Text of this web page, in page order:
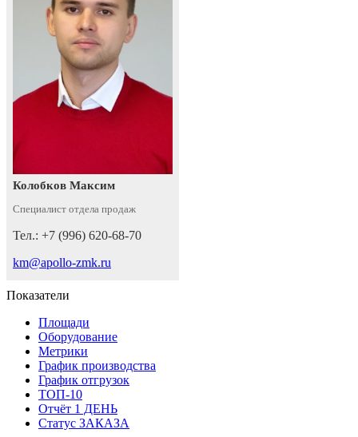
Колобков Максим
Специалист отдела продаж
Тел.: +7 (996) 620-68-70
km@apollo-zmk.ru
Показатели
Площади
Оборудование
Метрики
График производства
График отгрузок
ТОП-10
Отчёт 1 ДЕНЬ
Статус ЗАКАЗА